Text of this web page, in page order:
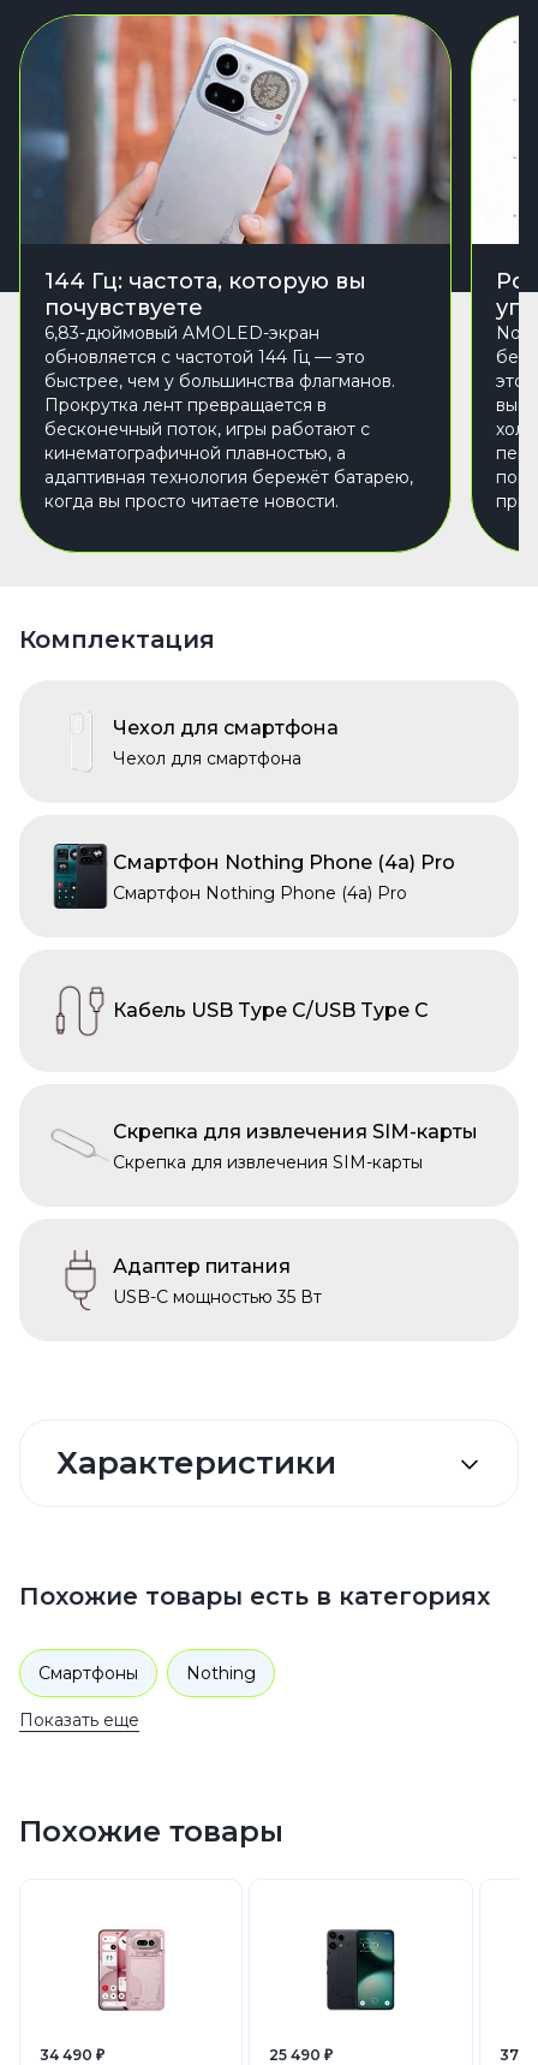
144 Гц: частота, которую вы
почувствуете
6,83-дюймовый AMOLED-экран
обновляется с частотой 144 Гц — это
быстрее, чем у большинства флагманов.
Прокрутка лент превращается в
бесконечный поток, игры работают с
кинематографичной плавностью, а
адаптивная технология бережёт батарею,
когда вы просто читаете новости.
это
Комплектация
Чехол для смартфона
Чехол для смартфона
Смартфон Nothing Phone (4a) Pro
Смартфон Nothing Phone (4a) Pro
Кабель USB Type C/USB Type C
Скрепка для извлечения SIM-карты
Скрепка для извлечения SIM-карты
Адаптер питания
USB-C мощностью 35 Вт
Характеристики
Похожие товары есть в категориях
Смартфоны Nothing
Показать еще
Похожие товары
34 490 ₽ 25 490 ₽ 37